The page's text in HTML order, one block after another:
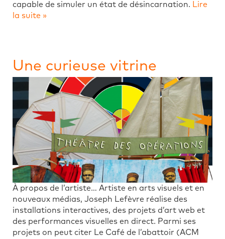
capable de simuler un état de désincarnation. Lire
la suite »
Une curieuse vitrine
À propos de l’artiste… Artiste en arts visuels et en
nouveaux médias, Joseph Lefèvre réalise des
installations interactives, des projets d’art web et
des performances visuelles en direct. Parmi ses
projets on peut citer Le Café de l’abattoir (ACM